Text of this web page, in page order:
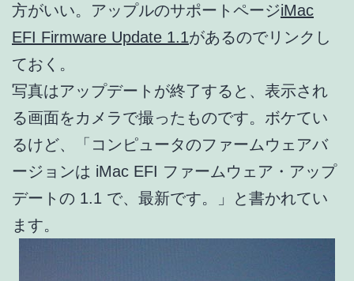
方がいい。アップルのサポートページiMac
EFI Firmware Update 1.1があるのでリンクし
ておく。
写真はアップデートが終了すると、表示され
る画面をカメラで撮ったものです。ボケてい
るけど、「コンピュータのファームウェアバ
ージョンは iMac EFI ファームウェア・アップ
デートの 1.1 で、最新です。」と書かれてい
ます。